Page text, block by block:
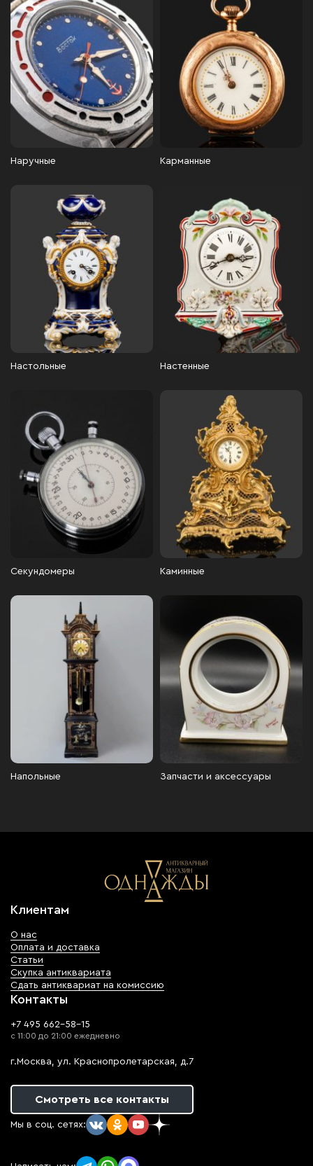
Наручные Карманные
Настольные Настенные
Секундомеры Каминные
Напольные Запчасти и аксессуары
Клиентам
О нас
Оплата и доставка
Статьи
Скупка антиквариата
Сдать антиквариат на комиссию
Контакты
+7 495 662-58-15
с 11:00 до 21:00 ежедневно
г.Москва, ул. Краснопролетарская, д.7
Смотреть все контакты
Мы в соц. сетях: